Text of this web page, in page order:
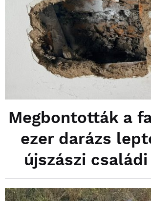
Megbontották a
ezer darázs
újszászi